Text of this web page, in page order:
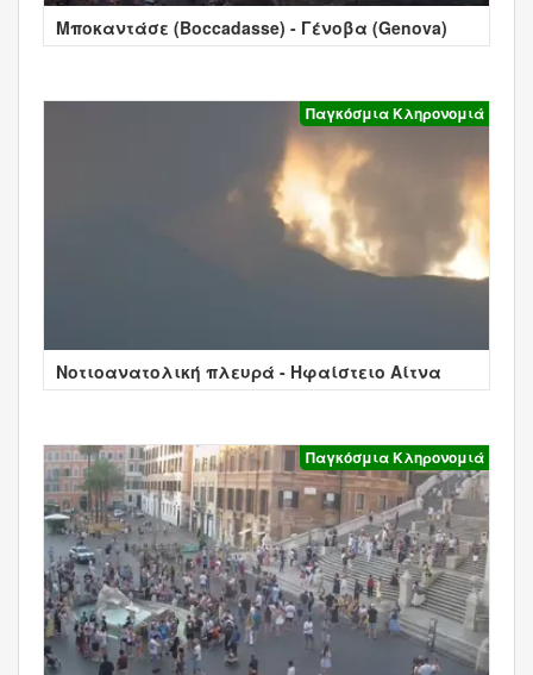
Μποκαντάσε (Boccadasse) - Γένοβα (Genova)
Παγκόσμια Κληρονομιά
Νοτιοανατολική πλευρά - Ηφαίστειο Αίτνα
Παγκόσμια Κληρονομιά